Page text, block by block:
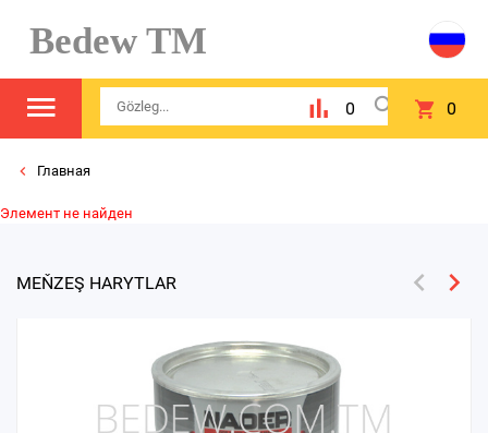
Bedew TM
0 0
Главная
Элемент не найден
MEŇZEŞ HARYTLAR